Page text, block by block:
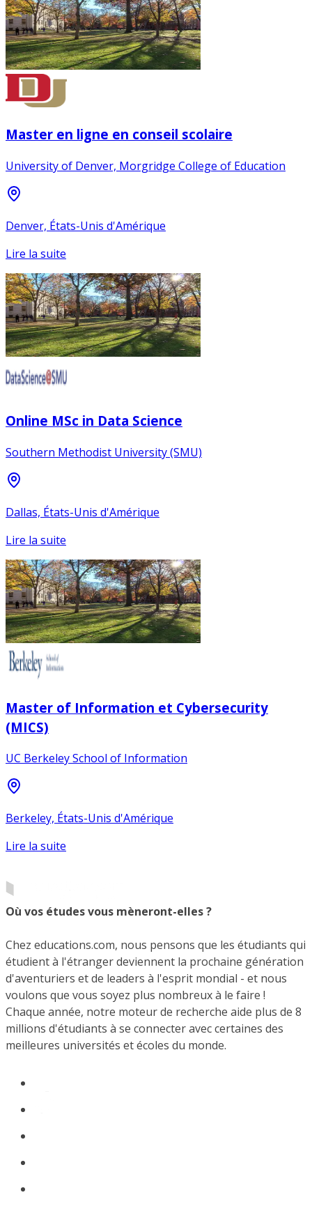
Master en ligne en conseil scolaire
University of Denver, Morgridge College of Education
Denver, États-Unis d'Amérique
Lire la suite
Online MSc in Data Science
Southern Methodist University (SMU)
Dallas, États-Unis d'Amérique
Lire la suite
Master of Information et Cybersecurity
(MICS)
UC Berkeley School of Information
Berkeley, États-Unis d'Amérique
Lire la suite
Où vos études vous mèneront-elles ?
Chez educations.com, nous pensons que les étudiants qui
étudient à l'étranger deviennent la prochaine génération
d'aventuriers et de leaders à l'esprit mondial - et nous
voulons que vous soyez plus nombreux à le faire !
Chaque année, notre moteur de recherche aide plus de 8
millions d'étudiants à se connecter avec certaines des
meilleures universités et écoles du monde.